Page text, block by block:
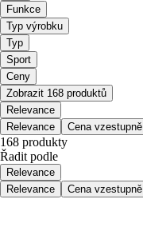
Funkce
Typ výrobku
Typ
Sport
Ceny
Zobrazit 168 produktů
Relevance
Relevance
Cena vzestupně
168 produkty
Řadit podle
Relevance
Relevance
Cena vzestupně